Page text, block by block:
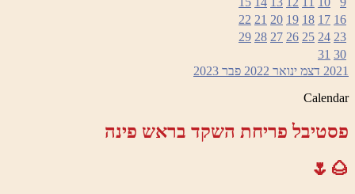
16
17
18
19
20
21
22
23
24
25
26
27
28
29
30
31
2021 דצמ ינואר 2022 פבר 2023
Calendar
פסטיבל פריחת השקד בראש פינה
🌰🌷